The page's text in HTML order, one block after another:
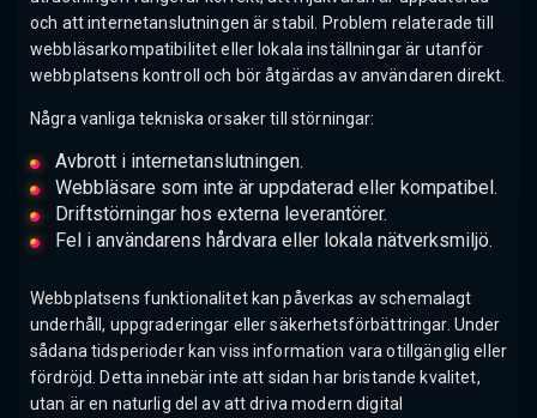
och att internetanslutningen är stabil. Problem relaterade till
webbläsarkompatibilitet eller lokala inställningar är utanför
webbplatsens kontroll och bör åtgärdas av användaren direkt.
Några vanliga tekniska orsaker till störningar:
Avbrott i internetanslutningen.
Webbläsare som inte är uppdaterad eller kompatibel.
Driftstörningar hos externa leverantörer.
Fel i användarens hårdvara eller lokala nätverksmiljö.
Webbplatsens funktionalitet kan påverkas av schemalagt
underhåll, uppgraderingar eller säkerhetsförbättringar. Under
sådana tidsperioder kan viss information vara otillgänglig eller
fördröjd. Detta innebär inte att sidan har bristande kvalitet,
utan är en naturlig del av att driva modern digital